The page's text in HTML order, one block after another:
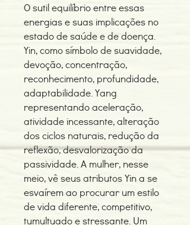
O sutil equilíbrio entre essas
energias e suas implicações no
estado de saúde e de doença.
Yin, como símbolo de suavidade,
devoção, concentração,
reconhecimento, profundidade,
adaptabilidade. Yang
representando aceleração,
atividade incessante, alteração
dos ciclos naturais, redução da
reflexão, desvalorização da
passividade. A mulher, nesse
meio, vê seus atributos Yin a se
esvaírem ao procurar um estilo
de vida diferente, competitivo,
tumultuado e stressante. Um